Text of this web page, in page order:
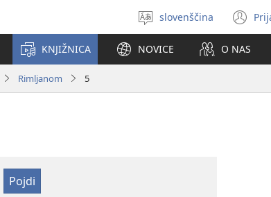
Izberite
jezik
slovenščina
KNJIŽNICA NOVICE O NAS
Rimljanom 5